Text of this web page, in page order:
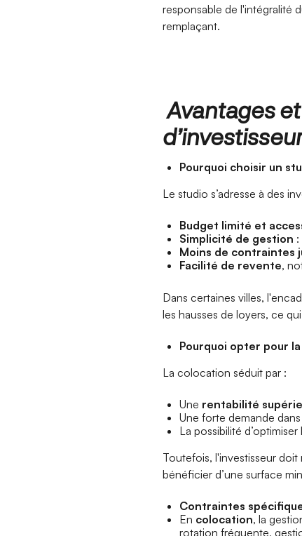
responsable de l'intégralité
remplaçant.
Avantages
Pourquoi choisir un
Le studio s’adresse à des
Budget limité et
Simplicité de gestion
Moins de contraintes
Facilité de revente,
Dans certaines villes,
les hausses de loyers, ce
Pourquoi opter pour
La colocation séduit par :
Une rentabilité
Une forte demande
La possibilité
Toutefois, l'investisseur
bénéficier d’une surface
Contraintes
En colocation, la
rotation fréquente,